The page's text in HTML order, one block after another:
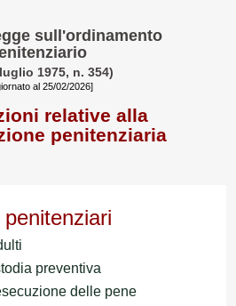
sull'ordinamento
1975, n. 354)
al 25/02/2026]
relative alla
penitenziaria
preventiva
delle pene